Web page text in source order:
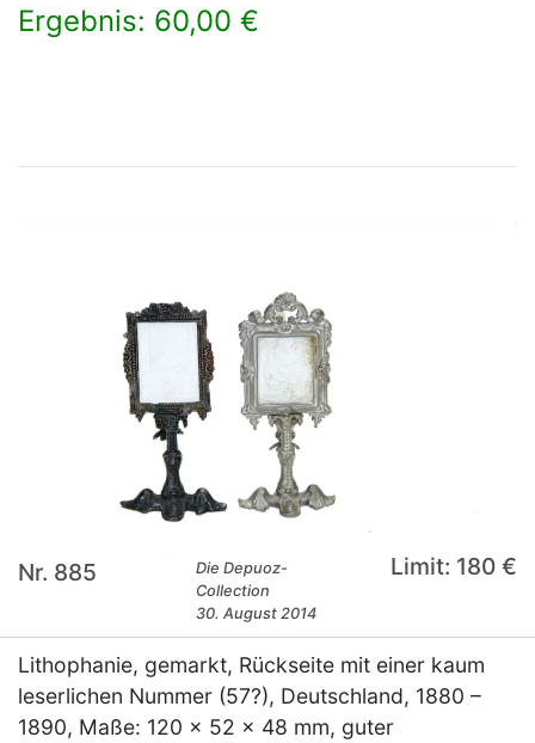
Ergebnis: 60,00 €
Nr. 885
Die Depuoz-
Collection
30. August 2014
Limit: 180 €
Lithophanie, gemarkt, Rückseite mit einer kaum
leserlichen Nummer (57?), Deutschland, 1880 –
1890, Maße: 120 x 52 x 48 mm, guter